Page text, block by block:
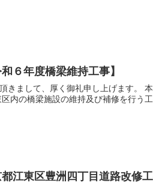
６年度橋梁維持工事】
きまして、厚く御礼申し上げます。
内の橋梁施設の維持及び補修を行う工
江東区豊洲四丁目道路改修工